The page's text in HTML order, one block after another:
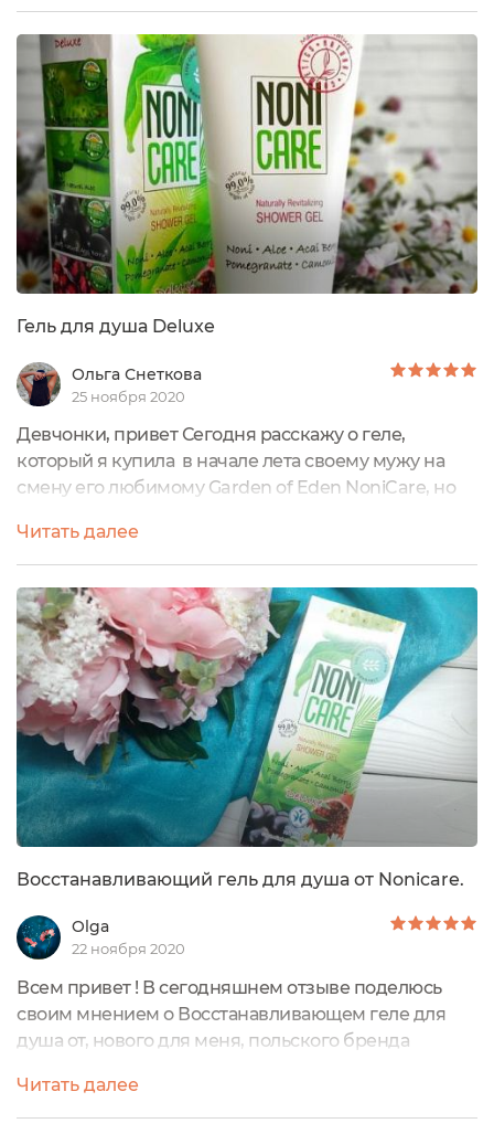
пластиковый тюбик, мягкий, нежный, не скользит в
руке, гель всегда находится внизу у крышки, что
позволяет использовать его до последней
капельки. Объем 200 мл, стоимость на
официальном...
Гель для душа Deluxe
Ольга Снеткова
25 ноября 2020
Девчонки, привет Сегодня расскажу о геле,
который я купила в начале лета своему мужу на
смену его любимому Garden of Eden NoniCare, но
постоянством, пользоваться мне пришлось им
единолично Гель для душа
DeluxeВосстанавливающий NoniCare Вместо
тысячи слов о стильной и удобной упаковке,
предлагаю посмотреть на фото выше. ☝️Вот только
я забыла сфоткать...
Читать далее
Восстанавливающий гель для душа от Nonicare.
Olga
22 ноября 2020
Всем привет ! В сегодняшнем отзыве поделюсь
своим мнением о Восстанавливающем геле для
душа от, нового для меня, польского бренда
благодаря приглашению брендов на портале
Экоголик.У всех средств, прибывших на
Читать далее